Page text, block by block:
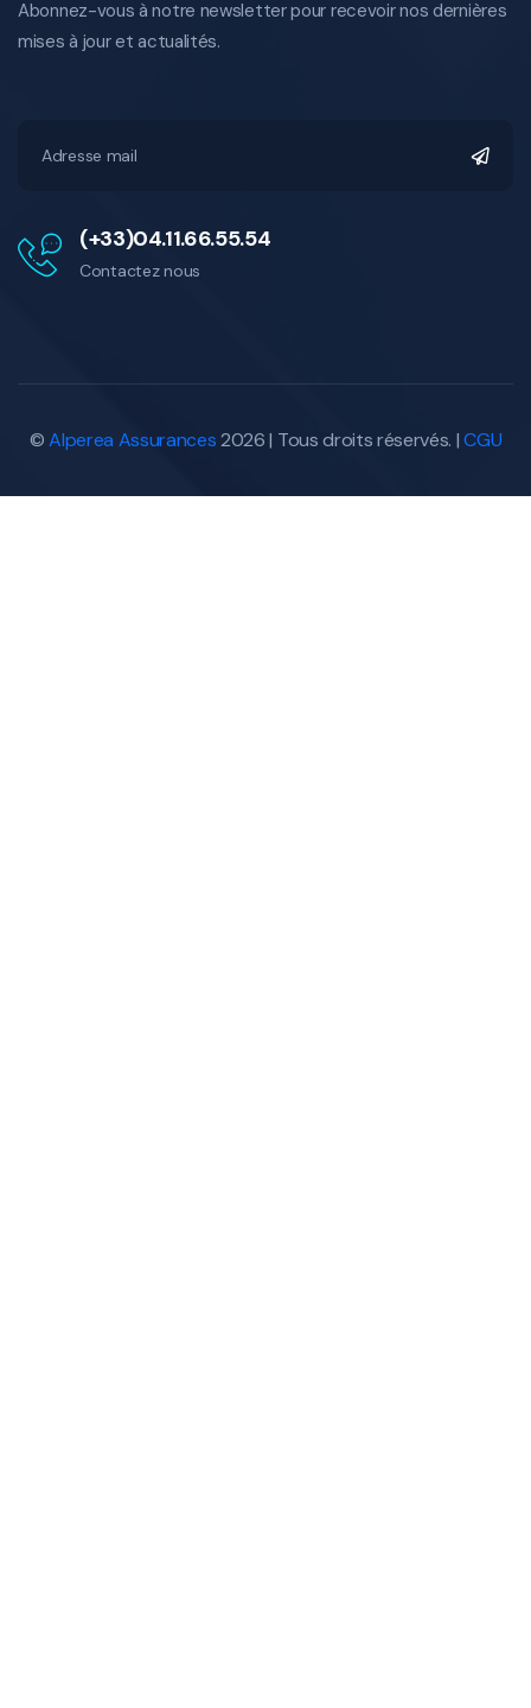
Abonnez-vous à notre newsletter pour recevoir nos dernières
mises à jour et actualités.
(+33)04.11.66.55.54
Contactez nous
©Alperea Assurances2026 | Tous droits réservés. |CGU